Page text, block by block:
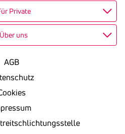
Private
Über uns
AGB